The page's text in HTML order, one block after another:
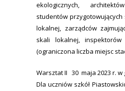
ekologicznych,
studentów
lokalnej, zarządców
skali lokalnej,
(ograniczona liczba miejsc
Warsztat II 30 maja 2023 r. w
Dla uczniów szkół